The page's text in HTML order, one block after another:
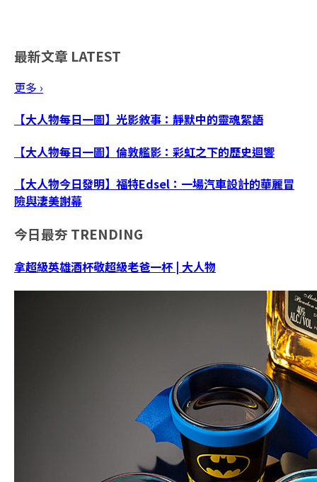
最新文章 LATEST
更多 ›
【大人物每日一圖】光影敘事：靜默中的靈魂絮語
【大人物每日一圖】倫敦艦影：彩虹之下的歷史迴響
【大人物今日發明】福特Edsel：一場汽車設計的華麗冒
險與淒美謝幕
今日最夯 TRENDING
拿超級英雄酒杯敬超級老爸一杯 | 大人物